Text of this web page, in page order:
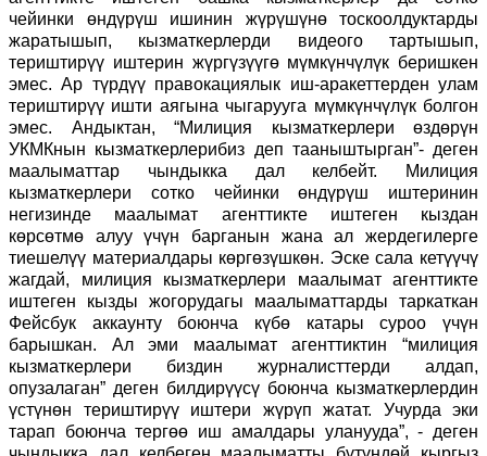
чейинки өндүрүш ишинин жүрүшүнө тоскоолдуктарды
жаратышып, кызматкерлерди видеого тартышып,
териштирүү иштерин жүргүзүүгө мүмкүнчүлүк беришкен
эмес. Ар түрдүү правокациялык иш-аракеттерден улам
териштирүү ишти аягына чыгарууга мүмкүнчүлүк болгон
эмес. Андыктан, “Милиция кызматкерлери өздөрүн
УКМКнын кызматкерлерибиз деп тааныштырган”- деген
маалыматтар чындыкка дал келбейт. Милиция
кызматкерлери сотко чейинки өндүрүш иштеринин
негизинде маалымат агенттикте иштеген кыздан
көрсөтмө алуу үчүн барганын жана ал жердегилерге
тиешелүү материалдары көргөзүшкөн. Эске сала кетүүчү
жагдай, милиция кызматкерлери маалымат агенттикте
иштеген кызды жогорудагы маалыматтарды таркаткан
Фейсбук аккаунту боюнча күбө катары суроо үчүн
барышкан. Ал эми маалымат агенттиктин “милиция
кызматкерлери биздин журналисттерди алдап,
опузалаган” деген билдирүүсү боюнча кызматкерлердин
үстүнөн териштирүү иштери жүрүп жатат. Учурда эки
тарап боюнча тергөө иш амалдары уланууда”, - деген